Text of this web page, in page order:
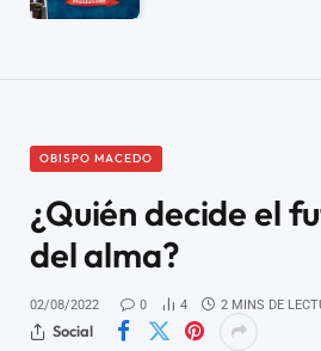
OBISPO MACEDO
¿Quién decide el
del alma?
02/08/2022 0 4 2 MINS DE
Social